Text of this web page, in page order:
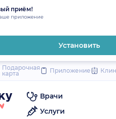
приём!
приложение
Установить
Подарочная
карта
Приложение
Врачи
Услуги